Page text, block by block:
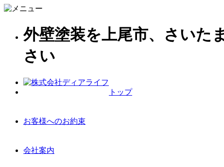
外壁塗装を上尾市、さいた
さい
トップ
お客様へのお約束
会社案内